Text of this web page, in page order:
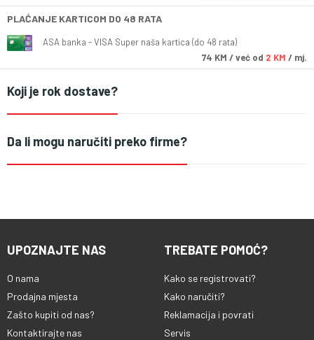
PLAĆANJE KARTICOM DO 48 RATA
ASA banka - VISA Super naša kartica (do 48 rata)
74 KM / već od 2 KM / mj.
Koji je rok dostave?
Da li mogu naručiti preko firme?
UPOZNAJTE NAS
O nama
Prodajna mjesta
Zašto kupiti od nas?
Kontaktirajte nas
TREBATE POMOĆ?
Kako se registrovati?
Kako naručiti?
Reklamacija i povrati
Servis